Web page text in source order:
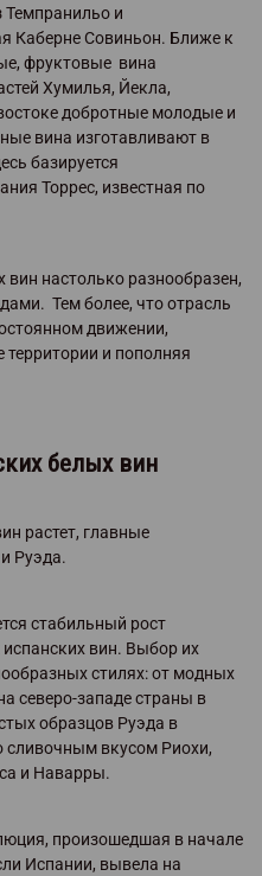
Темпранильо и
Каберне Совиньон. Ближе к
фруктовые вина
Хумилья, Йекла,
добротные молодые и
вина изготавливают в
базируется
Торрес, известная по
настолько разнообразен,
Тем более, что отрасль
движении,
и пополняя
белых вин
растет, главные
Руэда.
стабильный рост
вин. Выбор их
стилях: от модных
северо-западе страны в
образцов Руэда в
сливочным вкусом Риохи,
и Наварры.
произошедшая в начале
Испании, вывела на